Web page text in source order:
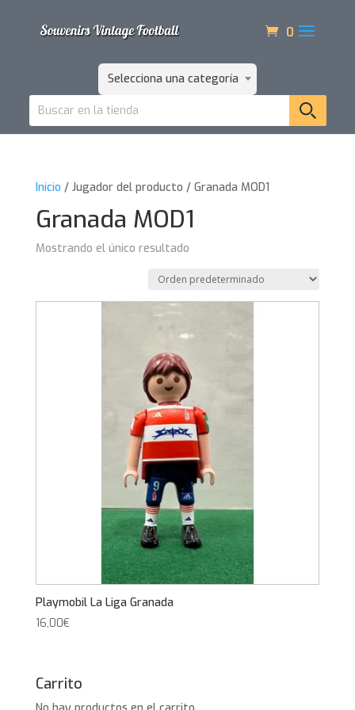
0
Selecciona una categoría
Inicio / Jugador del producto / Granada MOD1
Granada MOD1
Mostrando el único resultado
Playmobil La Liga Granada
16,00€
Carrito